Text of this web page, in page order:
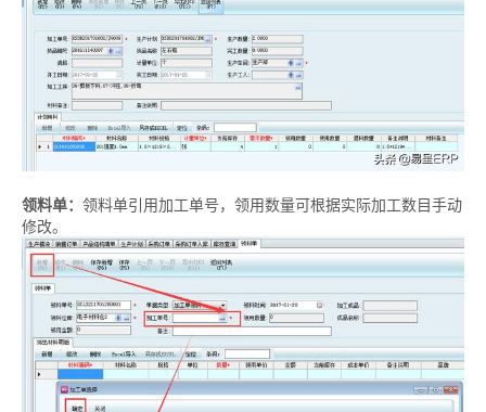
领料单： 领料单引用加工单号，领用数量可根据实际加工数目手动
修改。